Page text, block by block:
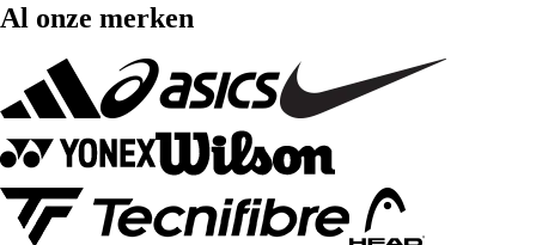
Al onze merken